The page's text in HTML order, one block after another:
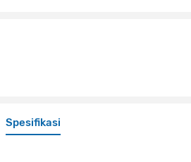
Spesifikasi